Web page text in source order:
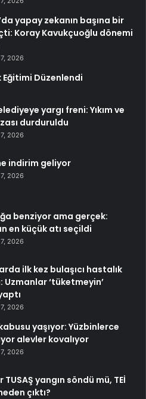
yapay zekanın başına bir
Koray Kavukçuoğlu dönemi
2026
Eğitimi Düzenlendi
yargı freni: Yıkım ve
durduruldu
2026
indirim geliyor
2026
benziyor ama gerçek:
en küçük atı seçildi
2026
ilk kez bulaşıcı hastalık
Uzmanlar ‘tüketmeyin’
2026
yaşıyor: Yüzbinlerce
alevler kovalıyor
2026
TUSAŞ yangın söndü mü, TEİ
çıktı?